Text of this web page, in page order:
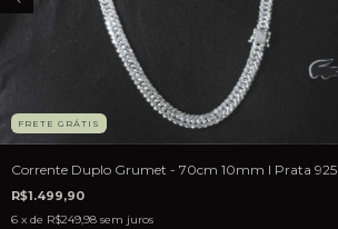
FRETE GRÁTIS
Corrente Duplo Grumet - 70cm 10mm I Prata 925
R$1.499,90
6 x de R$249,98 sem juros